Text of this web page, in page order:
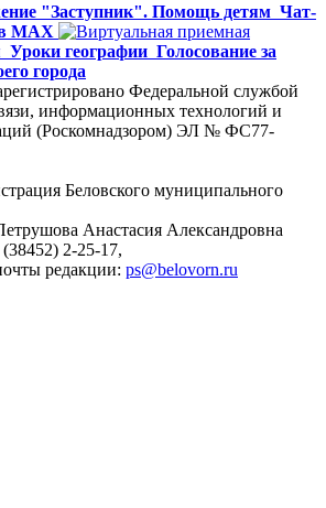
"Заступник". Помощь детям Чат-
MAX
Уроки географии Голосование за
города
Федеральной службой
информационных технологий и
(Роскомнадзором) ЭЛ № ФС77-
Беловского муниципального
Анастасия Александровна
2-25-17,
редакции: ps@belovorn.ru